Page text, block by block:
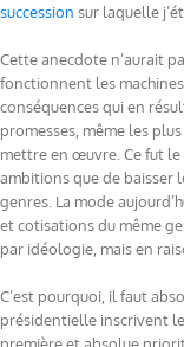
succession sur laquelle
Cette anecdote n’aurait
fonctionnent les
conséquences qui en
promesses, même les
mettre en œuvre. Ce fut le
ambitions que de baisser
genres. La mode
et cotisations du même
par idéologie, mais en
C’est pourquoi, il faut
présidentielle inscrivent